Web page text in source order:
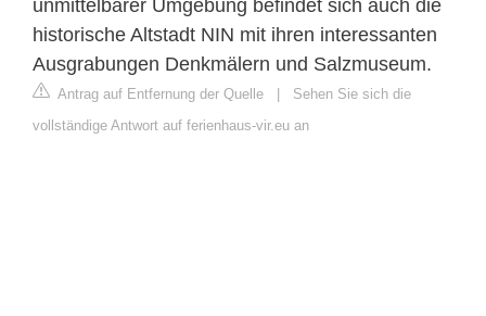
unmittelbarer Umgebung befindet sich auch die
historische Altstadt NIN mit ihren interessanten
Ausgrabungen Denkmälern und Salzmuseum.
Antrag auf Entfernung der Quelle | Sehen Sie sich die
vollständige Antwort auf ferienhaus-vir.eu an